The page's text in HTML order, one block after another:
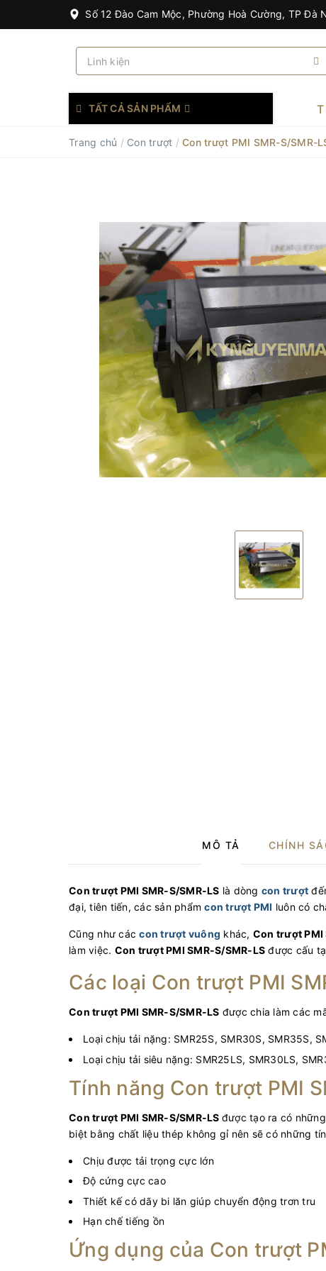
Số 12 Đào Cam Mộc, Phường Hoà Cường, TP Đà
TẤT CẢ SẢN PHẨM
Trang chủ / Con trượt / Con trượt PMI SMR-S/SMR-
MÔ TẢ CHÍNH
Con trượt PMI SMR-S/SMR-LS là dòng con trượt
đại, tiên tiến, các sản phẩmcon trượt PMI luôn có
Cũng như cáccon trượt vuông khác, Con trượt PMI
làm việc. Con trượt PMI SMR-S/SMR-LS được cấu
Các loại Con trượt PMI
Con trượt PMI SMR-S/SMR-LS được chia làm các
Loại chịu tải nặng: SMR25S, SMR30S, SMR35S,
Loại chịu tải siêu nặng: SMR25LS, SMR30LS,
Tính năng Con trượt PMI
Con trượt PMI SMR-S/SMR-LS được tạo ra có
biệt bằng chất liệu thép không gỉ nên sẽ có những
Chịu được tải trọng cực lớn
Độ cứng cực cao
Thiết kế có dãy bi lăn giúp chuyển động trơn tru
Hạn chế tiếng ồn
Ứng dụng của Con trượt